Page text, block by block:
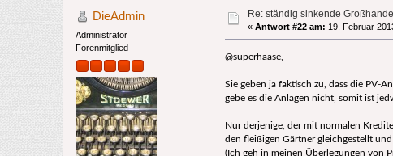
DieAdmin
Administrator
Forenmitglied
Re: ständig sinkende
«Antwort #22 am: 19. Februar
@superhaase,
Sie geben ja faktisch zu, dass die PV-
gebe es die Anlagen nicht, somit ist
Nur derjenige, der mit normalen
den fleißigen Gärtner gleichgestellt
(Ich geh in meinen Überlegungen von